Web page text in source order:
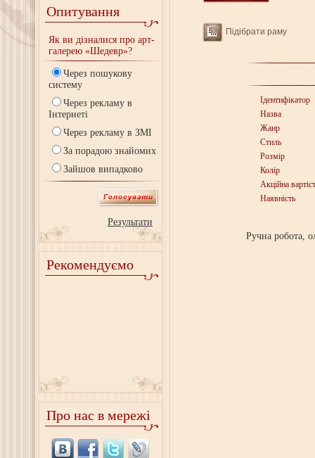
Опитування
Як ви дізналися про арт-
галерею «Шедевр»?
Через пошукову
систему
Через рекламу в
Інтернеті
Через рекламу в ЗМІ
За порадою знайомих
Зайшов випадково
Результати
Рекомендуємо
Про нас в мережі
Підібрати раму
Ідентифікатор
Назва
Жанр
Стиль
Розмір
Колір
Акційна
Наявність
Ручна робота,